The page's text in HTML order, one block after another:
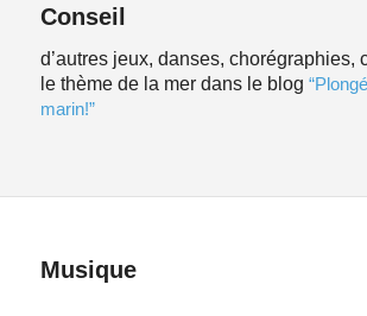
Conseil
d’autres jeux, danses, chorégraphies,
le thème de la mer dans le blog
marin!”
Musique